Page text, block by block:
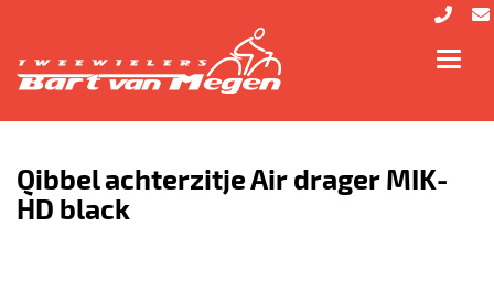
Qibbel achterzitje Air drager MIK-
HD black